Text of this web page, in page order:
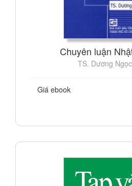
Chuyên luận
TS. Dương
Giá ebook